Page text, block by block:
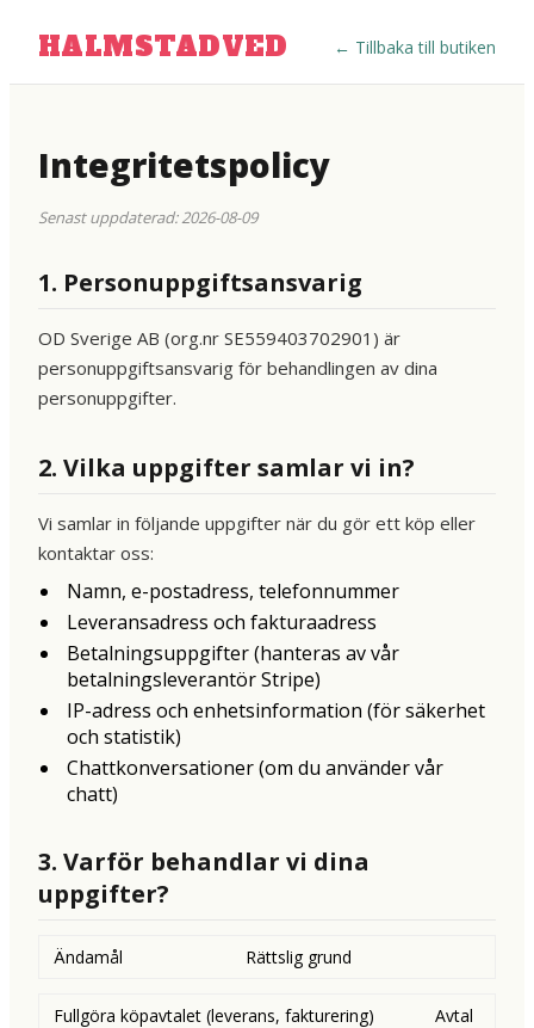
HALMSTADVED ← Tillbaka till butiken
Integritetspolicy
Senast uppdaterad: 2026-08-09
1. Personuppgiftsansvarig
OD Sverige AB (org.nr SE559403702901) är
personuppgiftsansvarig för behandlingen av dina
personuppgifter.
2. Vilka uppgifter samlar vi in?
Vi samlar in följande uppgifter när du gör ett köp eller
kontaktar oss:
Namn, e-postadress, telefonnummer
Leveransadress och fakturaadress
Betalningsuppgifter (hanteras av vår
betalningsleverantör Stripe)
IP-adress och enhetsinformation (för säkerhet
och statistik)
Chattkonversationer (om du använder vår
chatt)
3. Varför behandlar vi dina
uppgifter?
Ändamål Rättslig grund
Fullgöra köpavtalet (leverans, fakturering) Avtal